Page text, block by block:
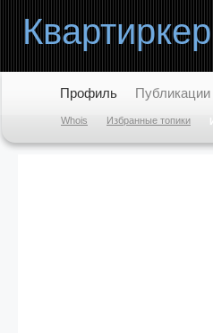
Профиль
Whois Избранные топики
Публикации